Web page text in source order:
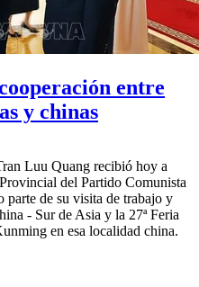
entre
y chinas
Luu Quang recibió hoy a
del Partido Comunista
parte de su visita de trabajo y
- Sur de Asia y la 27ª Feria
en esa localidad china.